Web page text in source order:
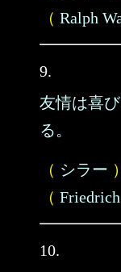
（ Ralph
9.
友情は喜
る。
（ シラー ）
（
10.